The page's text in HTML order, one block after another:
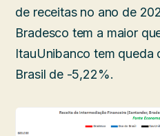
de receitas no ano de
Bradesco tem a maior
ItauUnibanco tem
Brasil de -5,22%.